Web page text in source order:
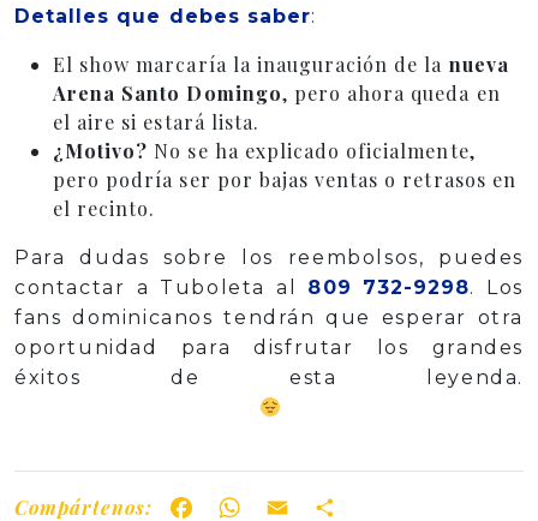
Detalles que debes saber:
El show marcaría la inauguración de la nueva
Arena Santo Domingo, pero ahora queda en
el aire si estará lista.
¿Motivo? No se ha explicado oficialmente,
pero podría ser por bajas ventas o retrasos en
el recinto.
Para dudas sobre los reembolsos, puedes
contactar a Tuboleta al 809 732-9298. Los
fans dominicanos tendrán que esperar otra
oportunidad para disfrutar los grandes
éxitos de esta leyenda.
Compártenos: FacebookWhatsApp
Email